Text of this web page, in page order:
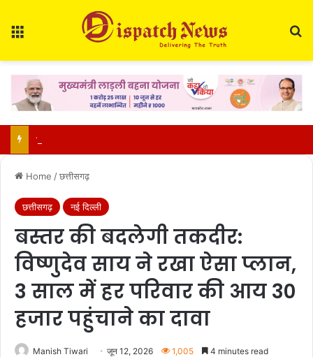
Home /छत्तीसगढ़
छत्तीसगढ़ नई दिल्ली
बस्तर की बदलेगी तकदीर:
विष्णुदेव साय ने रखा ऐसा प्लान,
3 साल में हर परिवार की आय 30
हजार पहुंचाने का दावा
Manish Tiwari जून 12, 2026 1,005 4 minutes read